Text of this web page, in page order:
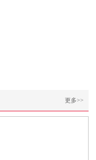
更多>>